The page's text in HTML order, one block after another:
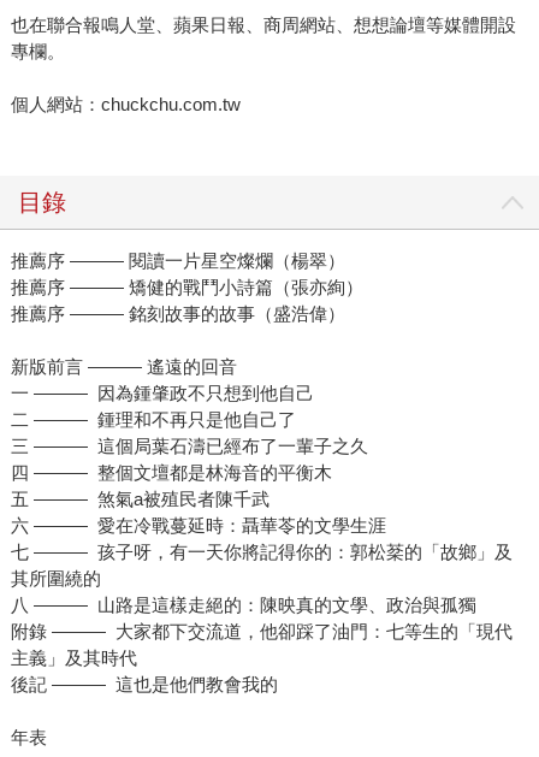
也在聯合報鳴人堂、蘋果日報、商周網站、想想論壇等媒體開設
專欄。
個人網站：chuckchu.com.tw
目錄
推薦序 ――― 閱讀一片星空燦爛（楊翠）
推薦序 ――― 矯健的戰鬥小詩篇（張亦絢）
推薦序 ――― 銘刻故事的故事（盛浩偉）
新版前言 ――― 遙遠的回音
一 ――― 因為鍾肇政不只想到他自己
二 ――― 鍾理和不再只是他自己了
三 ――― 這個局葉石濤已經布了一輩子之久
四 ――― 整個文壇都是林海音的平衡木
五 ――― 煞氣a被殖民者陳千武
六 ――― 愛在冷戰蔓延時：聶華苓的文學生涯
七 ――― 孩子呀，有一天你將記得你的：郭松棻的「故鄉」及
其所圍繞的
八 ――― 山路是這樣走絕的：陳映真的文學、政治與孤獨
附錄 ――― 大家都下交流道，他卻踩了油門：七等生的「現代
主義」及其時代
後記 ――― 這也是他們教會我的
年表